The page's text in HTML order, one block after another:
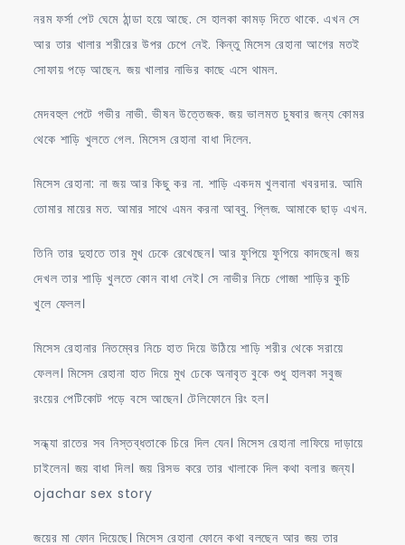
নরম ফর্সা পেট ঘেমে ঠান্ডা হয়ে আছে. সে হালকা কামড় দিতে থাকে. এখন সে
আর তার খালার শরীরের উপর চেপে নেই. কিন্তু মিসেস রেহানা আগের মতই
সোফায় পড়ে আছেন. জয় খালার নাভির কাছে এসে থামল.
মেদবহুল পেটে গভীর নাভী. ভীষন উত্তেজক. জয় ভালমত চুষবার জন্য কোমর
থেকে শাড়ি খুলতে গেল. মিসেস রেহানা বাধা দিলেন.
মিসেস রেহানা: না জয় আর কিছু কর না. শাড়ি একদম খুলবানা খবরদার. আমি
তোমার মায়ের মত. আমার সাথে এমন করনা আব্বু. প্লিজ. আমাকে ছাড় এখন.
তিনি তার দুহাতে তার মুখ ঢেকে রেখেছেন। আর ফুপিয়ে ফুপিয়ে কাদছেন। জয়
দেখল তার শাড়ি খুলতে কোন বাধা নেই। সে নাভীর নিচে গোজা শাড়ির কুচি
খুলে ফেলল।
মিসেস রেহানার নিতম্বের নিচে হাত দিয়ে উঠিয়ে শাড়ি শরীর থেকে সরায়ে
ফেলল। মিসেস রেহানা হাত দিয়ে মুখ ঢেকে অনাবৃত বুকে শুধু হালকা সবুজ
রংয়ের পেটিকোট পড়ে বসে আছেন। টেলিফোনে রিং হল।
সন্ধ্যা রাতের সব নিস্তব্ধতাকে চিরে দিল যেন। মিসেস রেহানা লাফিয়ে দাড়ায়ে
চাইলেন। জয় বাধা দিল। জয় রিসভ করে তার খালাকে দিল কথা বলার জন্য।
ojachar sex story
জয়ের মা ফোন দিয়েছে। মিসেস রেহানা ফোনে কথা বলছেন আর জয় তার